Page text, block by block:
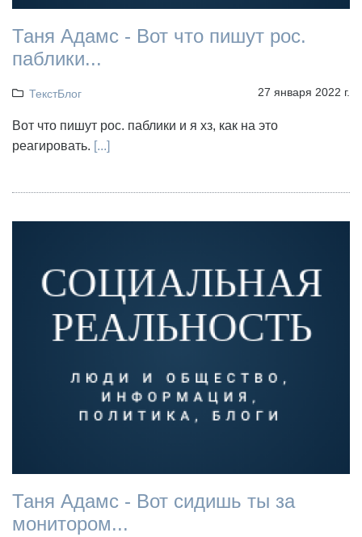
Таня Адамс - Вот что пишут рос.
паблики...
ТекстБлог 27 января 2022 г.
Вот что пишут рос. паблики и я хз, как на это
реагировать. [...]
Таня Адамс - Вот сидишь ты за
монитором...